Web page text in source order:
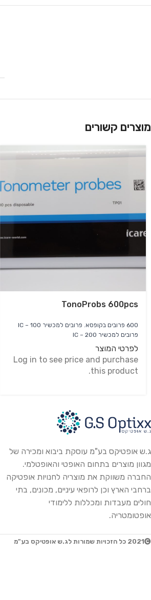
מוצרים קשורים
TonoProbs 600pcs
600 פרובים בקופסא. פרובים למכשיר IC – 100
פרובים למכשיר IC – 200
לפרטי המוצר
Log in to see price and purchase
this product.
ג.ש אופטיקס בע"מ עוסקת ביבוא ומכירה של
מגוון מוצרים בתחום האופטי והאופטלמי.
החברה משווקת את מוצריה לחנויות אופטיקה
ברחבי הארץ וכן לרופאי עיניים, מכונים, בתי
חולים מעבדות ומכללות ללימודי
אופטומטריה.
2021 כל הזכויות שמורות לג.ש אופטיקס בע"מ